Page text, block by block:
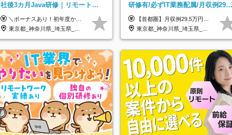
社後3カ月Java研修｜リモート率8
割以上｜充実のキャリア支援｜残
業月10h
＼ボーナスあり！初年度から年収300万円以上／ ■月給25万円～35万円＋残業代全額支給＋各種手当＋賞与年1回 ◎経験・年齢・スキルなどを考慮し、できるだけ優遇します ◎試用期間中(3カ月)は契約社員で、月給21万円＋諸手当になります。 (試用期間中は残業が発生しません。その他の待遇に変更はありません) ----------------- ＼3つの評価軸！実力次第で早期収入アップ！／ 【1】スキル(IT理解、実装力、設計) 【2】実務力(現場評価、コミュ力、品質) 【3】姿勢(自走力、意欲、責任感) この3つの評価軸で、3カ月ごとに評価。社内グレードにより、給与が決まる明確な仕組みです。何ができれば給与が上がるのか分かりやすく、実力や努力次第で早期に収入を増やせます！ 【固定残業代について】 なし（残業代は、実際の労働時間に応じて別途全額支給）
東京都_神奈川県_埼玉県_千葉県_大阪府_愛知県_北海道_青森県_岩手県_宮城県_秋田県_山形県_福島県_茨城県_栃木県_群馬県_新潟県_山梨県_長野県_富山県_石川県_福井県_静岡県_岐阜県_三重県_兵庫県_京都府_滋賀県_奈良県_和歌山県_広島県_岡山県_鳥取県_島根県_山口県_徳島県_香川県_愛媛県_高知県_福岡県_熊本県_佐賀県_長崎県_大分県_宮崎県_鹿児島県_沖縄県
研修有/必ずIT業務配属/月収例29.5
万円/Web面接1回/SE
【首都圏】月収例29.5万円（月給26万円＋諸手当） 【東海・関西】月収例28.5万円（月給25万円＋諸手当） 【九州】月収例26万円（月給23万円＋諸手当） ※経験・スキル・前職給与を踏まえ、総合的に判断して決定します。 例：首都圏 月収例31万円（月給27万円＋諸手当） ◆各種手当 ・通勤手当（上限4万円まで） ・残業代手当（1分単位で全額支給） ※固定残業代制は採用しておりません ・深夜勤務手当 ・資格取得支援（ランクに応じてお祝い金1万円～10万円を支給） ◆昇給：年1回 ◆補足 ・研修中1ヶ月間は、時給1670円となります。 ・試用期間6ヶ月あり。その間の待遇に変更はありません。 ※詳細は面接時にご案内します。
東京都_神奈川県_埼玉県_千葉県_大阪府_愛知県_兵庫県_京都府_福岡県